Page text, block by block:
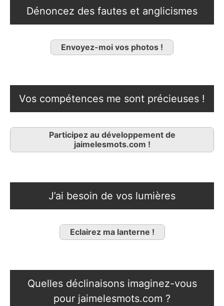
Dénoncez des fautes et anglicismes
Envoyez-moi vos photos !
Vos compétences me sont précieuses !
Participez au développement de
jaimelesmots.com !
J’ai besoin de vos lumières
Eclairez ma lanterne !
Quelles déclinaisons imaginez-vous
pour jaimelesmots.com ?